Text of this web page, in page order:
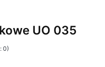
UO 035
0)